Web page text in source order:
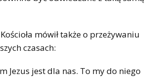
mówił także o przeżywaniu
czasach:
Jezus jest dla nas. To my do niego